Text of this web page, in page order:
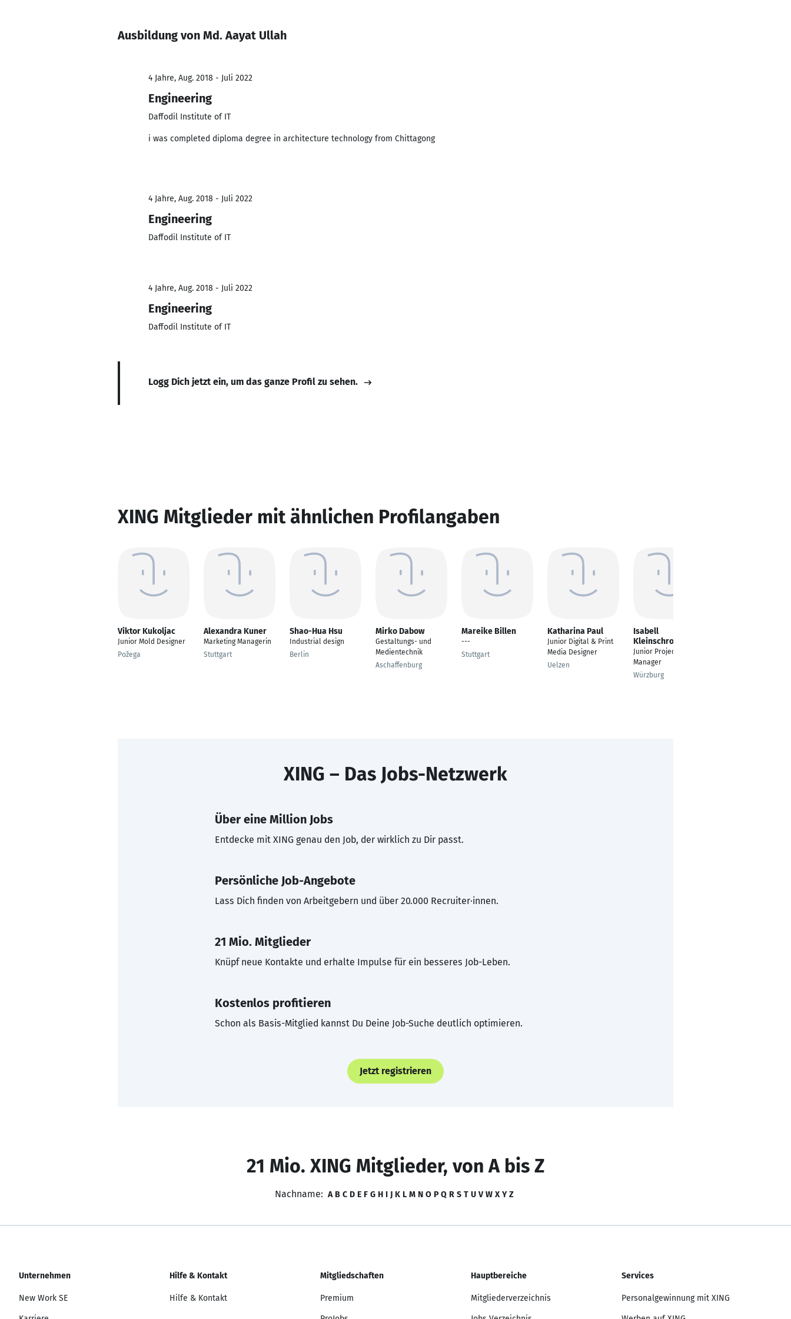
Ausbildung von Md. Aayat Ullah
4 Jahre, Aug. 2018 - Juli 2022
Engineering
Daffodil Institute of IT
i was completed diploma degree in architecture technology from Chittagong
4 Jahre, Aug. 2018 - Juli 2022
Engineering
Daffodil Institute of IT
4 Jahre, Aug. 2018 - Juli 2022
Engineering
Daffodil Institute of IT
Logg Dich jetzt ein, um das ganze Profil zu sehen.
XING Mitglieder mit ähnlichen Profilangaben
Viktor Kukoljac
Junior Mold Designer
Požega
Alexandra Kuner
Marketing Managerin
Stuttgart
Shao-Hua Hsu
Industrial design
Berlin
Mirko Dabow
Gestaltungs- und
Medientechnik
Aschaffenburg
Mareike Billen
---
Stuttgart
Katharina Paul
Junior Digital & Print
Media Designer
Uelzen
Isabell
Kleinschroth
Junior Project Design
Manager
Würzburg
XING – Das Jobs-Netzwerk
Über eine Million Jobs
Entdecke mit XING genau den Job, der wirklich zu Dir passt.
Persönliche Job-Angebote
Lass Dich finden von Arbeitgebern und über 20.000 Recruiter·innen.
21 Mio. Mitglieder
Knüpf neue Kontakte und erhalte Impulse für ein besseres Job-Leben.
Kostenlos profitieren
Schon als Basis-Mitglied kannst Du Deine Job-Suche deutlich optimieren.
Jetzt registrieren
21 Mio. XING Mitglieder, von A bis Z
Nachname: A B C D E F G H I J K L M N O P Q R S T U V W X Y Z
Unternehmen
New Work SE
Hilfe & Kontakt
Hilfe & Kontakt
Mitgliedschaften
Premium
Hauptbereiche
Mitgliederverzeichnis
Services
Personalgewinnung mit XING